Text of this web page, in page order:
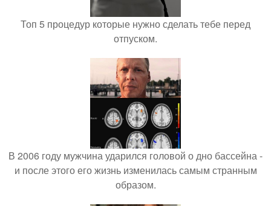
Топ 5 процедур которые нужно сделать тебе перед
отпуском.
В 2006 году мужчина ударился головой о дно бассейна -
и после этого его жизнь изменилась самым странным
образом.